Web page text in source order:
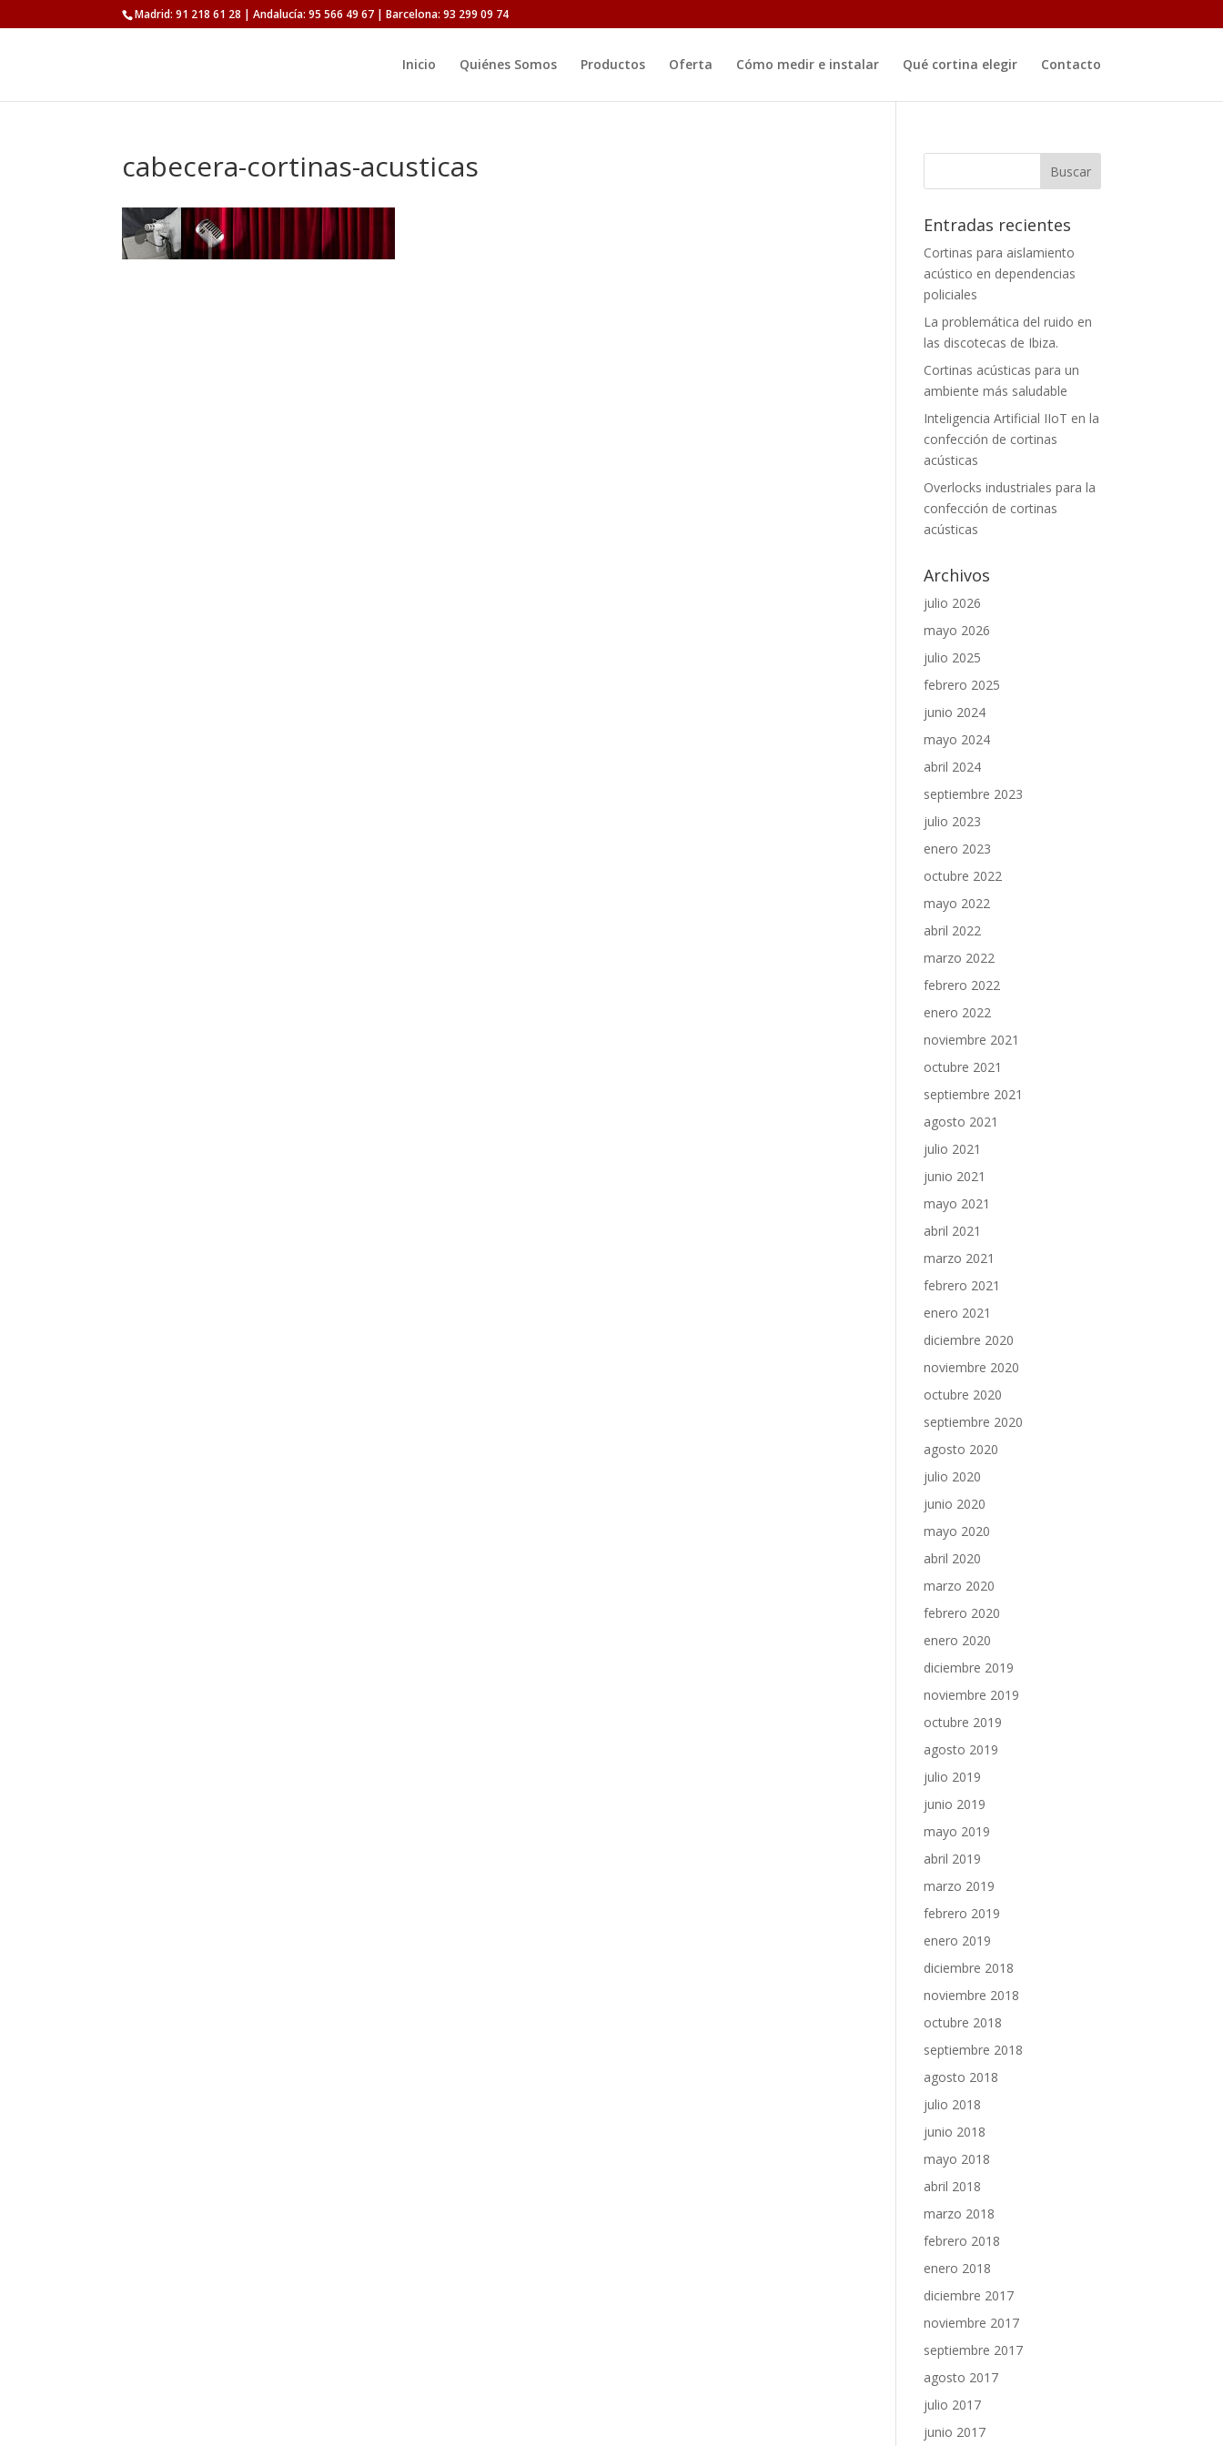
Madrid: 91 218 61 28 | Andalucía: 95 566 49 67 | Barcelona: 93 299 09 74
Inicio Quiénes Somos Productos Oferta Cómo medir e instalar Qué cortina elegir Contacto
cabecera-cortinas-acusticas
Entradas recientes
Cortinas para aislamiento
acústico en dependencias
policiales
La problemática del ruido en
las discotecas de Ibiza.
Cortinas acústicas para un
ambiente más saludable
Inteligencia Artificial IIoT en la
confección de cortinas
acústicas
Overlocks industriales para la
confección de cortinas
acústicas
Archivos
julio 2026
mayo 2026
julio 2025
febrero 2025
junio 2024
mayo 2024
abril 2024
septiembre 2023
julio 2023
enero 2023
octubre 2022
mayo 2022
abril 2022
marzo 2022
febrero 2022
enero 2022
noviembre 2021
octubre 2021
septiembre 2021
agosto 2021
julio 2021
junio 2021
mayo 2021
abril 2021
marzo 2021
febrero 2021
enero 2021
diciembre 2020
noviembre 2020
octubre 2020
septiembre 2020
agosto 2020
julio 2020
junio 2020
mayo 2020
abril 2020
marzo 2020
febrero 2020
enero 2020
diciembre 2019
noviembre 2019
octubre 2019
agosto 2019
julio 2019
junio 2019
mayo 2019
abril 2019
marzo 2019
febrero 2019
enero 2019
diciembre 2018
noviembre 2018
octubre 2018
septiembre 2018
agosto 2018
julio 2018
junio 2018
mayo 2018
abril 2018
marzo 2018
febrero 2018
enero 2018
diciembre 2017
noviembre 2017
septiembre 2017
agosto 2017
julio 2017
junio 2017